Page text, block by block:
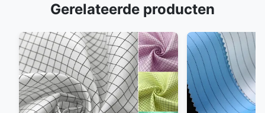
Gerelateerde producten